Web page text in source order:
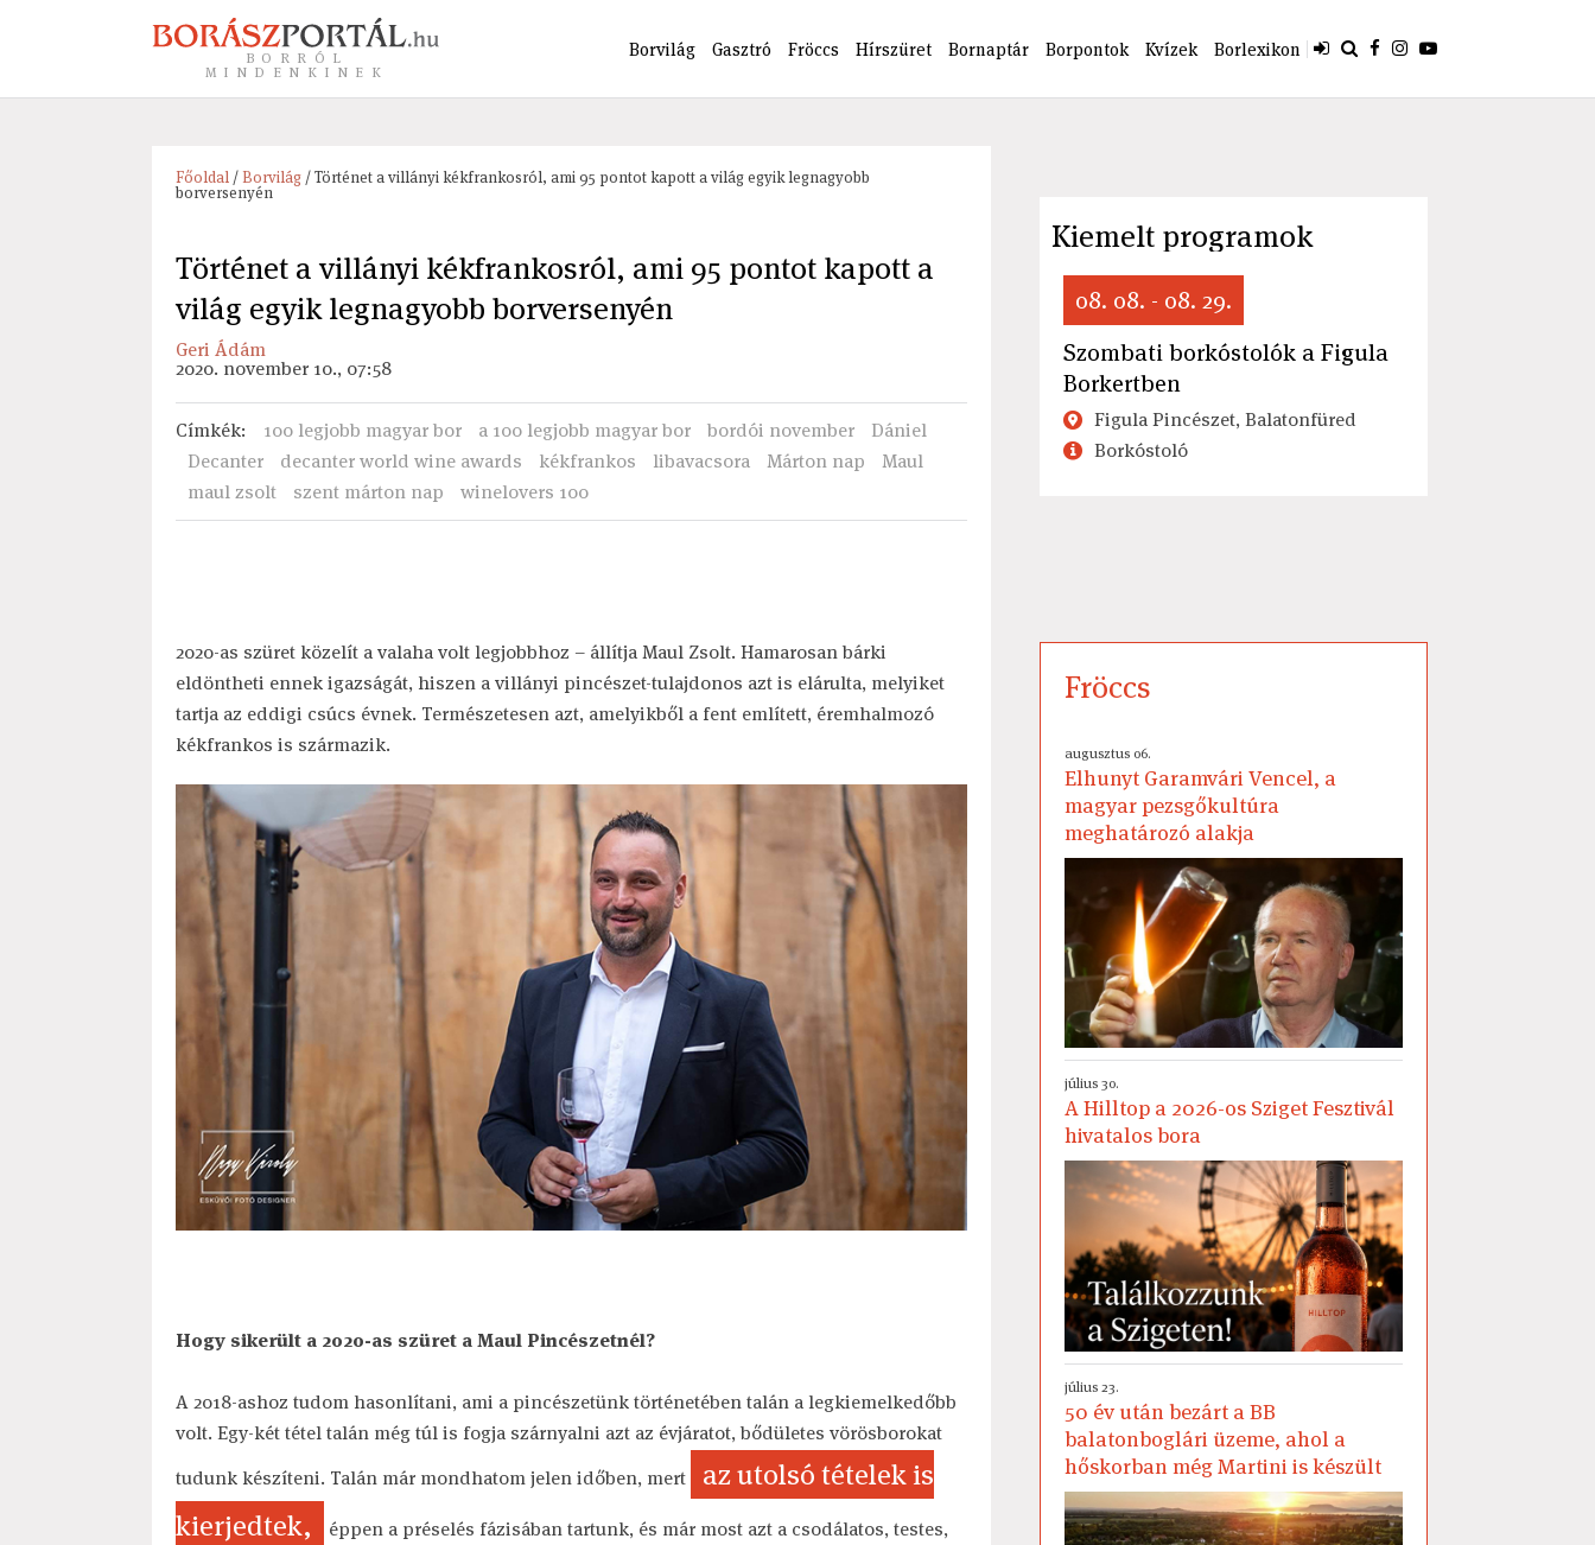
BORRÓL
MINDENKINEK
Borvilág Gasztró Fröccs Hírszüret Bornaptár Borpontok Kvízek Borlexikon
Főoldal/Borvilág/ Történet a villányi kékfrankosról, ami 95 pontot kapott a világ egyik legnagyobb
borversenyén
Történet a villányi kékfrankosról, ami 95 pontot kapott a
világ egyik legnagyobb borversenyén
Geri Ádám
2020. november 10., 07:58
Címkék: 100 legjobb magyar bor a 100 legjobb magyar bor bordói november
Dániel
Decanter
decanter world wine awards kékfrankos libavacsora Márton nap
Maul
maul zsolt
szent márton nap winelovers 100
2020-as szüret közelít a valaha volt legjobbhoz – állítja Maul Zsolt. Hamarosan bárki
eldöntheti ennek igazságát, hiszen a villányi pincészet-tulajdonos azt is elárulta, melyiket
tartja az eddigi csúcs évnek. Természetesen azt, amelyikből a fent említett, éremhalmozó
kékfrankos is származik.
Hogy sikerült a 2020-as szüret a Maul Pincészetnél?
A 2018-ashoz tudom hasonlítani, ami a pincészetünk történetében talán a legkiemelkedőbb
volt. Egy-két tétel talán még túl is fogja szárnyalni azt az évjáratot, bődületes vörösborokat
tudunk készíteni. Talán már mondhatom jelen időben, mert
az utolsó tételek is
kierjedtek,
éppen a préselés fázisában tartunk, és már most azt a csodálatos, testes,
Kiemelt programok
08. 08. - 08. 29.
Szombati borkóstolók a Figula
Borkertben
Figula Pincészet, Balatonfüred
Borkóstoló
Fröccs
augusztus 06.
Elhunyt Garamvári Vencel, a
magyar pezsgőkultúra
meghatározó alakja
július 30.
A Hilltop a 2026-os Sziget Fesztivál
hivatalos bora
július 23.
50 év után bezárt a BB
balatonboglári üzeme, ahol a
hőskorban még Martini is készült